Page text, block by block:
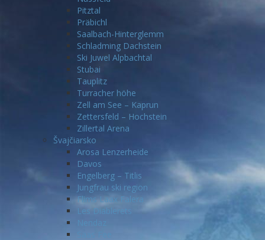
Pitztal
Präbichl
Saalbach-Hinterglemm
Schladming Dachstein
Ski Juwel Alpbachtal
Stubai
Tauplitz
Turracher höhe
Zell am See – Kaprun
Zettersfeld – Hochstein
Zillertal Arena
Švajčiarsko
Arosa Lenzerheide
Davos
Engelberg – Titlis
Jungfrau ski region
Flims Laax Falera
Les Diablerets